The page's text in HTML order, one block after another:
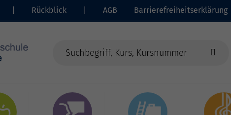
Rückblick AGB Barrierefreiheitserklärung